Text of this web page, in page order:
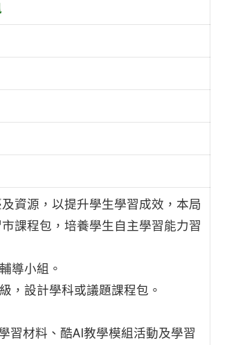
資源，以提升學生學習成效，本局
課程包，培養學生自主學習能力習
導小組。
，設計學科或議題課程包。
習材料、酷AI教學模組活動及學習